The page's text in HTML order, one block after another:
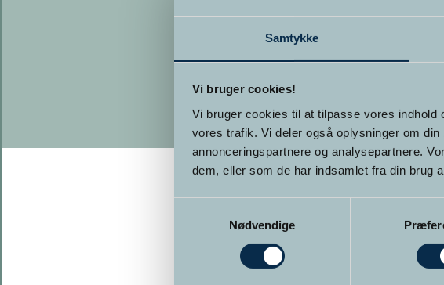
Samtykke
Vi bruger cookies!
Vi bruger cookies til at tilpasse vores
vores trafik. Vi deler også oplysninger om
annonceringspartnere og analysepartnere.
dem, eller som de har indsamlet fra din brug
Nødvendige